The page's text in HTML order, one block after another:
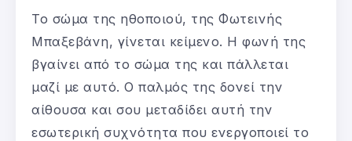
Το σώμα της ηθοποιού, της Φωτεινής
Μπαξεβάνη, γίνεται κείμενο. Η φωνή της
βγαίνει από το σώμα της και πάλλεται
μαζί με αυτό. Ο παλμός της δονεί την
αίθουσα και σου μεταδίδει αυτή την
εσωτερική συχνότητα που ενεργοποιεί το